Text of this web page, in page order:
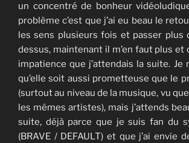
un concentré de bonheur
problème c’est que j’ai eu beau le
les sens plusieurs fois et passer plus
dessus, maintenant il m’en faut plus et
impatience que j’attendais la suite. Je
qu’elle soit aussi prometteuse que le
(surtout au niveau de la musique, vu
les mêmes artistes), mais j’attends
suite, déjà parce que je suis fan du
(BRAVE / DEFAULT) et que j’ai envie